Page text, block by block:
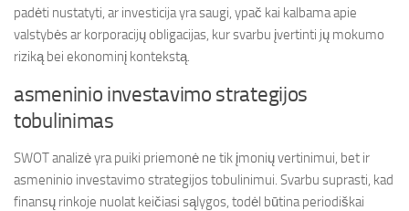
padėti nustatyti, ar investicija yra saugi, ypač kai kalbama apie
valstybės ar korporacijų obligacijas, kur svarbu įvertinti jų mokumo
riziką bei ekonominį kontekstą.
asmeninio investavimo strategijos
tobulinimas
SWOT analizė yra puiki priemonė ne tik įmonių vertinimui, bet ir
asmeninio investavimo strategijos tobulinimui. Svarbu suprasti, kad
finansų rinkoje nuolat keičiasi sąlygos, todėl būtina periodiškai